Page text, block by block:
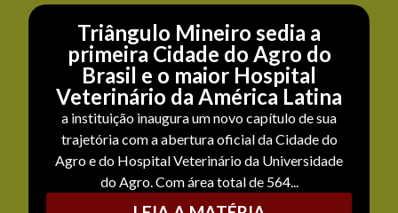
Triângulo Mineiro sedia a
primeira Cidade do Agro do
Brasil e o maior Hospital
Veterinário da América Latina
a instituição inaugura um novo capítulo de sua
trajetória com a abertura oficial da Cidade do
Agro e do Hospital Veterinário da Universidade
do Agro. Com área total de 564...